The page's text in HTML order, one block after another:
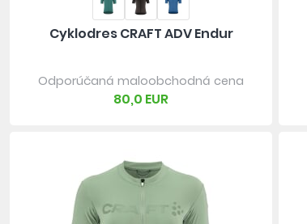
Cyklodres CRAFT ADV Endur
Odporúčaná maloobchodná cena
80,0 EUR